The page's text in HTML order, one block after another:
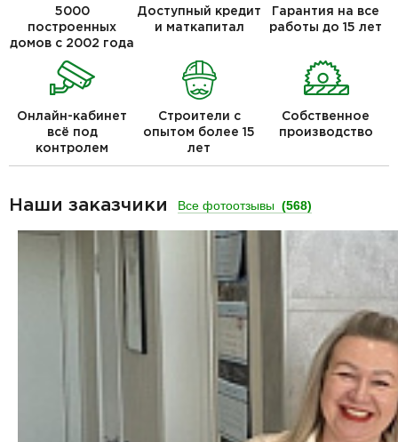
5000
построенных
домов с 2002 года
Доступный кредит
и маткапитал
Гарантия на все
работы до 15 лет
Онлайн-кабинет
всё под
контролем
Строители с
опытом более 15
лет
Собственное
производство
Наши заказчики Все фотоотзывы (568)